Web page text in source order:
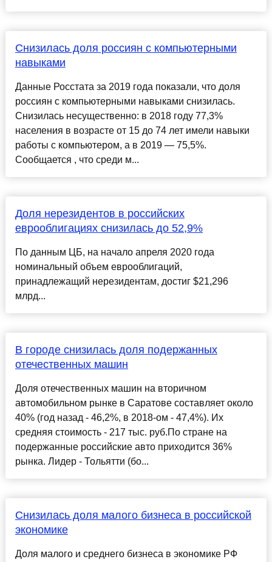
Снизилась доля россиян с компьютерными
навыками
Данные Росстата за 2019 года показали, что доля
россиян с компьютерными навыками снизилась.
Снизилась несущественно: в 2018 году 77,3%
населения в возрасте от 15 до 74 лет имели навыки
работы с компьютером, а в 2019 — 75,5%.
Сообщается , что среди м...
Доля нерезидентов в российских
еврооблигациях снизилась до 52,9%
По данным ЦБ, на начало апреля 2020 года
номинальный объем еврооблигаций,
принадлежащий нерезидентам, достиг $21,296
млрд...
В городе снизилась доля подержанных
отечественных машин
Доля отечественных машин на вторичном
автомобильном рынке в Саратове составляет около
40% (год назад - 46,2%, в 2018-ом - 47,4%). Их
средняя стоимость - 217 тыс. руб.По стране на
подержанные российские авто приходится 36%
рынка. Лидер - Тольятти (бо...
Снизилась доля малого бизнеса в российской
экономике
Доля малого и среднего бизнеса в экономике РФ